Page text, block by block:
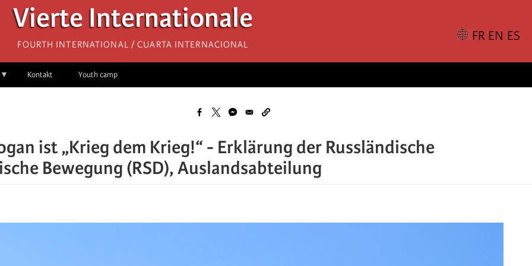
Vierte Internationale
Fourth International / Cuarta Internacional
Kontakt Youth camp
ist „Krieg dem Krieg!“ - Erklärung der Russländische
Bewegung (RSD), Auslandsabteilung